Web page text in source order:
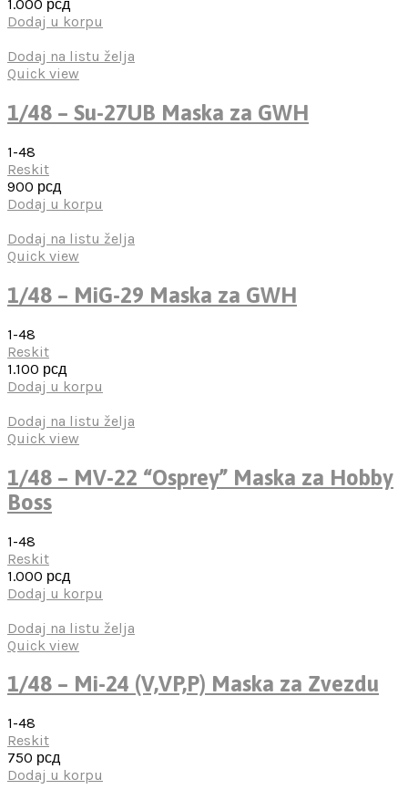
1.000 рсд
Dodaj u korpu
Dodaj na listu želja
Quick view
1/48 – Su-27UB Maska za GWH
1-48
Reskit
900 рсд
Dodaj u korpu
Dodaj na listu želja
Quick view
1/48 – MiG-29 Maska za GWH
1-48
Reskit
1.100 рсд
Dodaj u korpu
Dodaj na listu želja
Quick view
1/48 – MV-22 “Osprey” Maska za Hobby
Boss
1-48
Reskit
1.000 рсд
Dodaj u korpu
Dodaj na listu želja
Quick view
1/48 – Mi-24 (V,VP,P) Maska za Zvezdu
1-48
Reskit
750 рсд
Dodaj u korpu